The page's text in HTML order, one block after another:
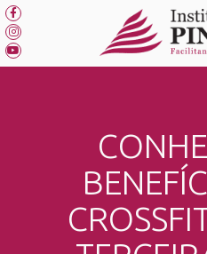
Skip
to
content